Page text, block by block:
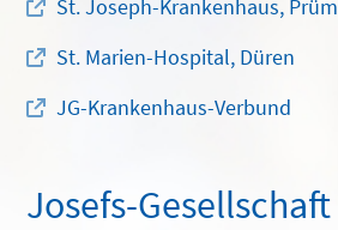
St. Joseph-Krankenhaus, Prüm
St. Marien-Hospital, Düren
JG-Krankenhaus-Verbund
Josefs-Gesellschaft